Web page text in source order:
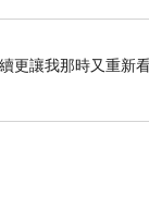
更讓我那時又重新